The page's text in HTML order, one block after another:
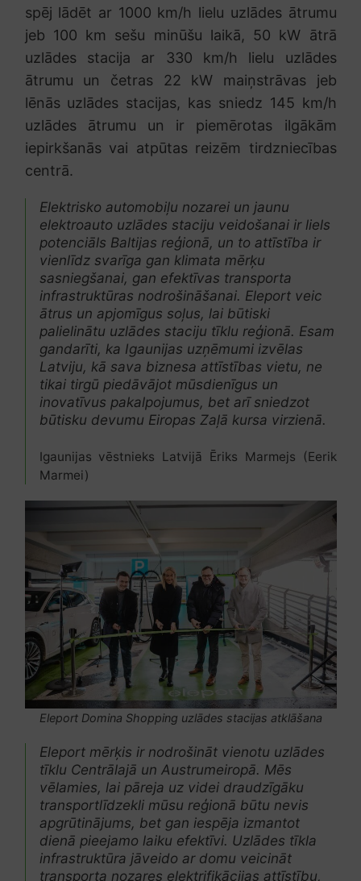
spēj lādēt ar 1000 km/h lielu uzlādes ātrumu
jeb 100 km sešu minūšu laikā, 50 kW ātrā
uzlādes stacija ar 330 km/h lielu uzlādes
ātrumu un četras 22 kW maiņstrāvas jeb
lēnās uzlādes stacijas, kas sniedz 145 km/h
uzlādes ātrumu un ir piemērotas ilgākām
iepirkšanās vai atpūtas reizēm tirdzniecības
centrā.
Elektrisko automobiļu nozarei un jaunu
elektroauto uzlādes staciju veidošanai ir liels
potenciāls Baltijas reģionā, un to attīstība ir
vienlīdz svarīga gan klimata mērķu
sasniegšanai, gan efektīvas transporta
infrastruktūras nodrošināšanai. Eleport veic
ātrus un apjomīgus soļus, lai būtiski
palielinātu uzlādes staciju tīklu reģionā. Esam
gandarīti, ka Igaunijas uzņēmumi izvēlas
Latviju, kā sava biznesa attīstības vietu, ne
tikai tirgū piedāvājot mūsdienīgus un
inovatīvus pakalpojumus, bet arī sniedzot
būtisku devumu Eiropas Zaļā kursa virzienā.
Igaunijas vēstnieks Latvijā Ēriks Marmejs (Eerik
Marmei)
Eleport Domina Shopping uzlādes stacijas atklāšana
Eleport mērķis ir nodrošināt vienotu uzlādes
tīklu Centrālajā un Austrumeiropā. Mēs
vēlamies, lai pāreja uz videi draudzīgāku
transportlīdzekli mūsu reģionā būtu nevis
apgrūtinājums, bet gan iespēja izmantot
dienā pieejamo laiku efektīvi. Uzlādes tīkla
infrastruktūra jāveido ar domu veicināt
transporta nozares elektrifikācijas attīstību,